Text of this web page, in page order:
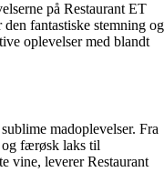
på Restaurant ET
fantastiske stemning og
oplevelser med blandt
madoplevelser. Fra
og færøsk laks til
vine, leverer Restaurant